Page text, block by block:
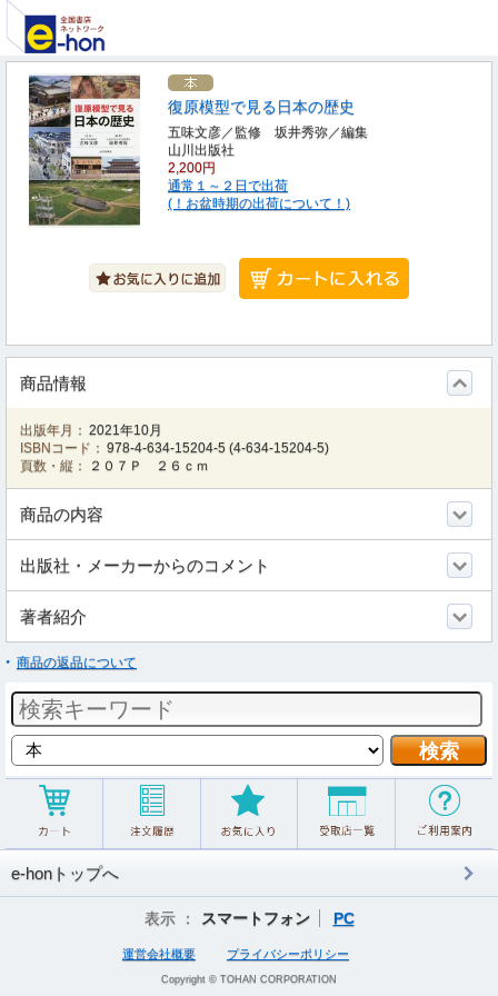
復原模型で見る日本の歴史
五味文彦／監修 坂井秀弥／編集
山川出版社
2,200円
通常１～２日で出荷
(！お盆時期の出荷について！)
商品情報
出版年月： 2021年10月
ISBNコード： 978-4-634-15204-5 (4-634-15204-5)
頁数・縦：
２０７Ｐ ２６ｃｍ
商品の内容
出版社・メーカーからのコメント
著者紹介
商品の返品について
e-honトップへ
表示 ： スマートフォン PC
運営会社概要 プライバシーポリシー
Copyright © TOHAN CORPORATION